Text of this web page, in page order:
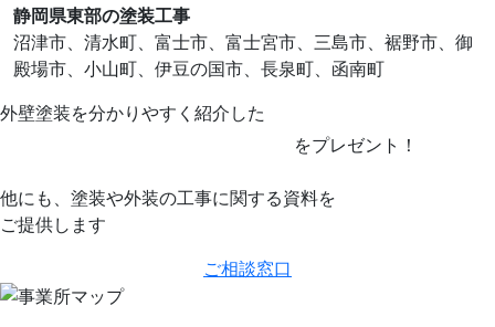
静岡県東部の塗装工事
沼津市、清水町、富士市、富士宮市、三島市、裾野市、御
殿場市、小山町、伊豆の国市、⻑泉町、函南町
外壁塗装を分かりやすく紹介した
をプレゼント！
他にも、塗装や外装の工事に関する資料を
ご提供します
ご相談窓口